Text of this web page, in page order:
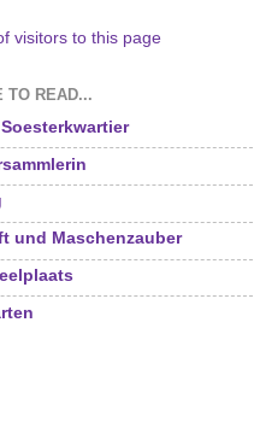
TO READ...
und Maschenzauber